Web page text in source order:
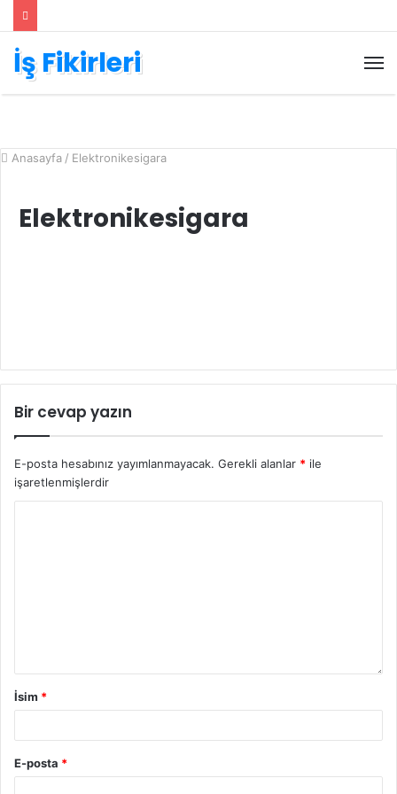
İş Fikirleri
Anasayfa / Elektronikesigara
Elektronikesigara
Bir cevap yazın
E-posta hesabınız yayımlanmayacak. Gerekli alanlar * ile
işaretlenmişlerdir
İsim *
E-posta *